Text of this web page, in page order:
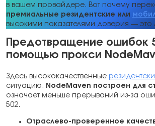
в вашем провайдере. Вот почему
премиальные резидентские или
высокими показателями доверия —
Предотвращение ошибок
помощью прокси
Здесь высококачественные
ситуацию. NodeMaven построен для
означает меньше прерываний из-за
502.
Отраслево-проверенное